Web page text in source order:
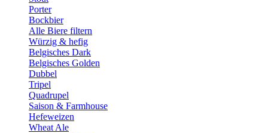
Porter
Bockbier
Alle Biere filtern
Würzig & hefig
Belgisches Dark
Belgisches Golden
Dubbel
Tripel
Quadrupel
Saison & Farmhouse
Hefeweizen
Wheat Ale